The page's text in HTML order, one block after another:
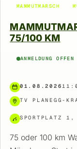
MAMMUTMARSCH
75/100 KM
ANMELDUNG OFFEN
01.08.2026
TV PLANEGG-
SPORTPLATZ
75 oder 100 km